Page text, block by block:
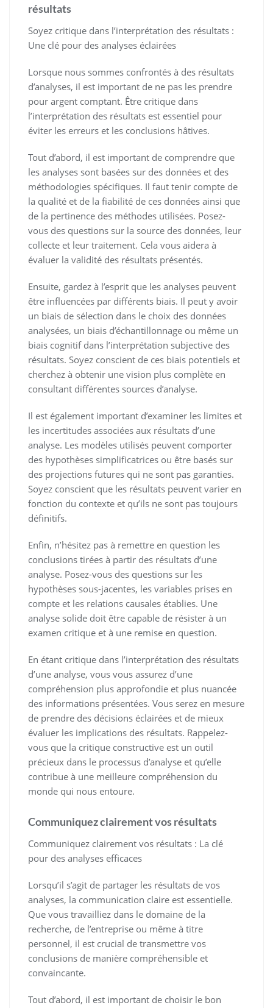
résultats
Soyez critique dans l’interprétation des résultats :
Une clé pour des analyses éclairées
Lorsque nous sommes confrontés à des résultats
d’analyses, il est important de ne pas les prendre
pour argent comptant. Être critique dans
l’interprétation des résultats est essentiel pour
éviter les erreurs et les conclusions hâtives.
Tout d’abord, il est important de comprendre que
les analyses sont basées sur des données et des
méthodologies spécifiques. Il faut tenir compte de
la qualité et de la fiabilité de ces données ainsi que
de la pertinence des méthodes utilisées. Posez-
vous des questions sur la source des données, leur
collecte et leur traitement. Cela vous aidera à
évaluer la validité des résultats présentés.
Ensuite, gardez à l’esprit que les analyses peuvent
être influencées par différents biais. Il peut y avoir
un biais de sélection dans le choix des données
analysées, un biais d’échantillonnage ou même un
biais cognitif dans l’interprétation subjective des
résultats. Soyez conscient de ces biais potentiels et
cherchez à obtenir une vision plus complète en
consultant différentes sources d’analyse.
Il est également important d’examiner les limites et
les incertitudes associées aux résultats d’une
analyse. Les modèles utilisés peuvent comporter
des hypothèses simplificatrices ou être basés sur
des projections futures qui ne sont pas garanties.
Soyez conscient que les résultats peuvent varier en
fonction du contexte et qu’ils ne sont pas toujours
définitifs.
Enfin, n’hésitez pas à remettre en question les
conclusions tirées à partir des résultats d’une
analyse. Posez-vous des questions sur les
hypothèses sous-jacentes, les variables prises en
compte et les relations causales établies. Une
analyse solide doit être capable de résister à un
examen critique et à une remise en question.
En étant critique dans l’interprétation des résultats
d’une analyse, vous vous assurez d’une
compréhension plus approfondie et plus nuancée
des informations présentées. Vous serez en mesure
de prendre des décisions éclairées et de mieux
évaluer les implications des résultats. Rappelez-
vous que la critique constructive est un outil
précieux dans le processus d’analyse et qu’elle
contribue à une meilleure compréhension du
monde qui nous entoure.
Communiquez clairement vos résultats
Communiquez clairement vos résultats : La clé
pour des analyses efficaces
Lorsqu’il s’agit de partager les résultats de vos
analyses, la communication claire est essentielle.
Que vous travailliez dans le domaine de la
recherche, de l’entreprise ou même à titre
personnel, il est crucial de transmettre vos
conclusions de manière compréhensible et
convaincante.
Tout d’abord, il est important de choisir le bon